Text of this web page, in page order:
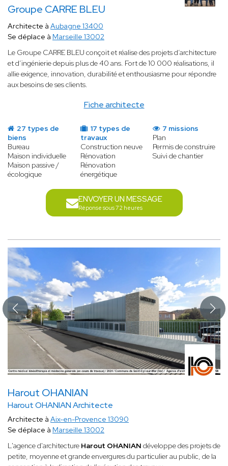
Groupe CARRE BLEU
Fiche architecte
Architecte à Aubagne 13400
Se déplace à Marseille 13002
Le Groupe CARRE BLEU conçoit et réalise des projets d’architecture
et d’ingénierie depuis plus de 40 ans. Fort de 10 000 réalisations, il
allie exigence, innovation, durabilité et enthousiasme pour répondre
aux besoins de ses clients.
27 types de
biens
Bureau
Maison individuelle
Maison passive /
écologique
17 types de
travaux
Construction neuve
Rénovation
Rénovation
énergétique
7 missions
Plan
Permis de construire
Suivi de chantier
ENVOYER UN MESSAGE
Réponse sous 72 heures
Harout OHANIAN
Harout OHANIAN Architecte
Architecte à Aix-en-Provence 13090
Se déplace à Marseille 13002
L'agence d'architecture Harout OHANIAN développe des projets de
petite, moyenne et grande envergures du particulier au public, de la